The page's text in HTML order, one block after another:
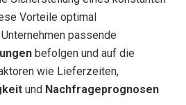
Vorteile optimal
passende
befolgen und auf die
wie Lieferzeiten,
und Nachfrageprognosen